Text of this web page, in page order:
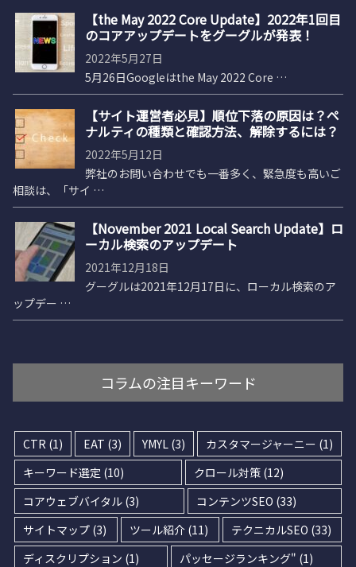
【the May 2022 Core Update】2022年1回目
のコアアップデートをグーグルが発表！
2022年5月27日
5月26日Googleはthe May 2022 Core …
【サイト運営者必見】順位下落の原因は？ペ
ナルティの種類と確認方法、解除するには？
2022年5月12日
弊社のお問い合わせでも一番多く、緊急度も高いご
相談は、「サイ …
【November 2021 Local Search Update】ロ
ーカル検索のアップデート
2021年12月18日
グーグルは2021年12月17日に、ローカル検索のア
ップデー …
コラムの注目キーワード
CTR (1) EAT (3) YMYL (3) カスタマージャーニー (1)
キーワード選定 (10) クロール対策 (12)
コアウェブバイタル (3) コンテンツSEO (33)
サイトマップ (3) ツール紹介(11) テクニカルSEO (33)
ディスクリプション (1) パッセージランキング" (1)